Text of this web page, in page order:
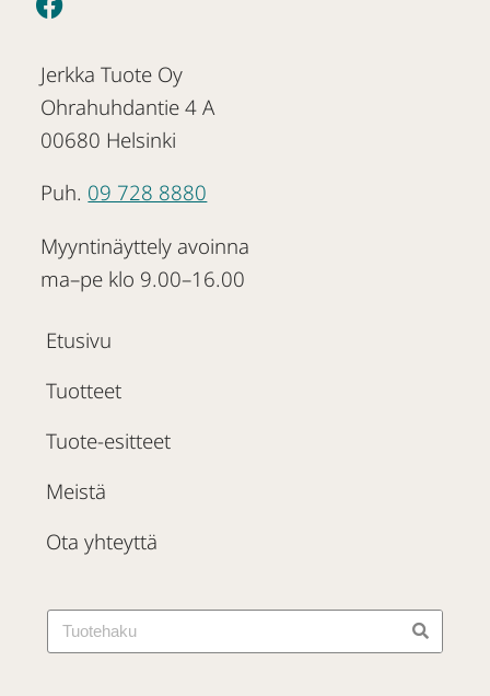
Jerkka Tuote Oy
Ohrahuhdantie 4 A
00680 Helsinki
Puh. 09 728 8880
Myyntinäyttely avoinna
ma–pe klo 9.00–16.00
Etusivu
Tuotteet
Tuote-esitteet
Meistä
Ota yhteyttä